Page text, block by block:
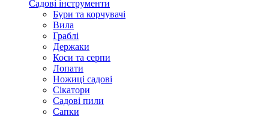
Садові інструменти
Бури та корчувачі
Вила
Граблі
Держаки
Коси та серпи
Лопати
Ножиці садові
Сікатори
Садові пили
Сапки